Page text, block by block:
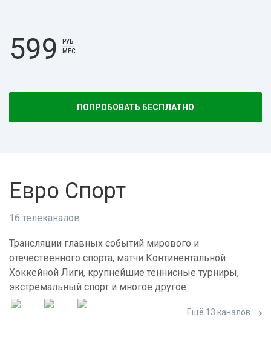
599
РУБ
МЕС
ПОПРОБОВАТЬ БЕСПЛАТНО
Евро Спорт
16 телеканалов
Трансляции главных событий мирового и
отечественного спорта, матчи Континентальной
Хоккейной Лиги, крупнейшие теннисные турниры,
экстремальный спорт и многое другое
Ещё 13 каналов